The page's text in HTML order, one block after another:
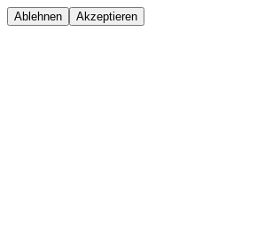
Ablehnen Akzeptieren